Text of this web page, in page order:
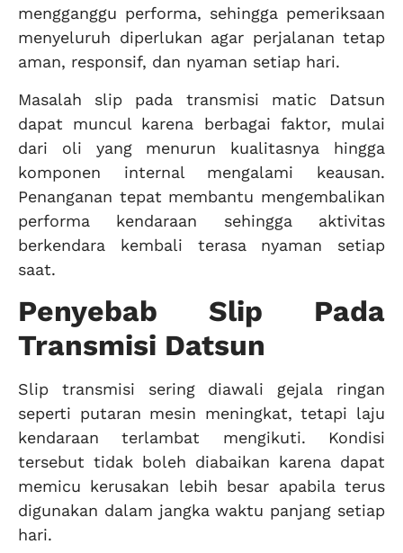
mengganggu performa, sehingga pemeriksaan
menyeluruh diperlukan agar perjalanan tetap
aman, responsif, dan nyaman setiap hari.
Masalah slip pada transmisi matic Datsun
dapat muncul karena berbagai faktor, mulai
dari oli yang menurun kualitasnya hingga
komponen internal mengalami keausan.
Penanganan tepat membantu mengembalikan
performa kendaraan sehingga aktivitas
berkendara kembali terasa nyaman setiap
saat.
Penyebab Slip Pada
Transmisi Datsun
Slip transmisi sering diawali gejala ringan
seperti putaran mesin meningkat, tetapi laju
kendaraan terlambat mengikuti. Kondisi
tersebut tidak boleh diabaikan karena dapat
memicu kerusakan lebih besar apabila terus
digunakan dalam jangka waktu panjang setiap
hari.